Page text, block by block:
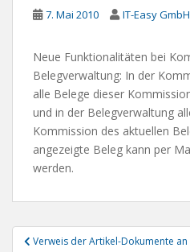
7. Mai 2010 IT-Easy GmbH
Neue Funktionalitäten bei
Belegverwaltung: In der
alle Belege dieser
und in der Belegverwaltung
Kommission des aktuellen
angezeigte Beleg kann per
werden.
Verweis der Artikel-Dokumente